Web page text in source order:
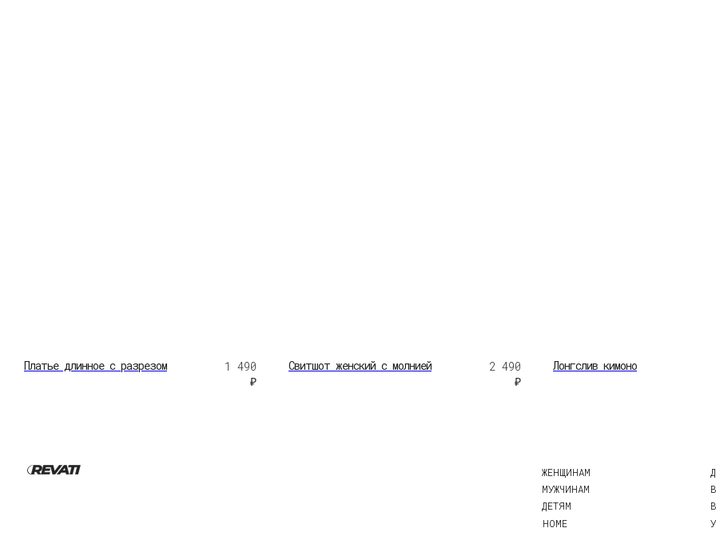
Платье длинное с разрезом
1 490
₽
Свитшот женский с молнией
2 490
₽
Лонгслив кимоно
HOME
УХОД ЗА